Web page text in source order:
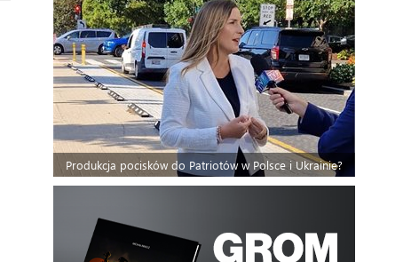
Produkcja pocisków do Patriotów w Polsce i Ukrainie?